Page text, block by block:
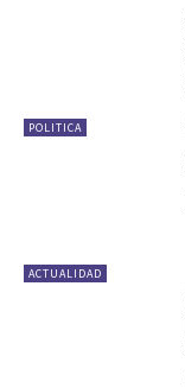
POLITICA
ACTUALIDAD